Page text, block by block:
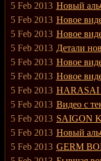
5 Feb 2013 Новый
5 Feb 2013 Новое
5 Feb 2013 Новое
5 Feb 2013 Детали
5 Feb 2013 Новое
5 Feb 2013 Новое
5 Feb 2013 HARASAI
5 Feb 2013 Видео с
5 Feb 2013 SAIGON
5 Feb 2013 Новый
5 Feb 2013 GERM